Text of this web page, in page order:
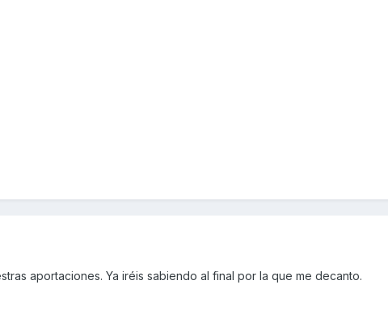
aportaciones. Ya iréis sabiendo al final por la que me decanto.